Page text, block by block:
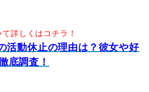
詳しくはコチラ！
活動休止の理由は？彼女や好
底調査！